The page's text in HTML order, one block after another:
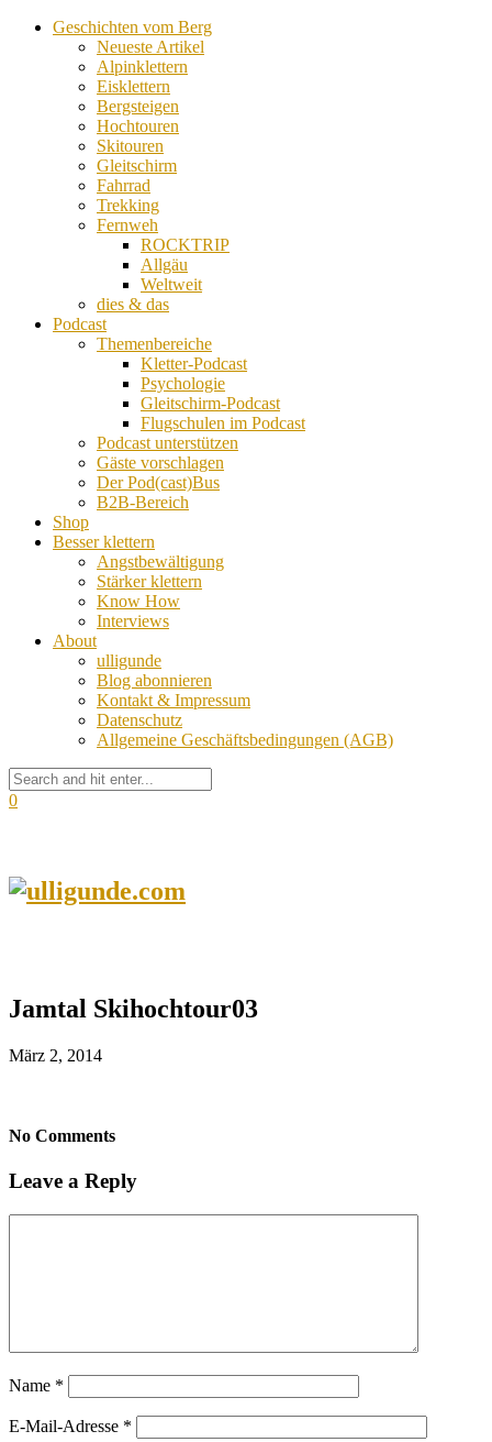
Geschichten vom Berg
Neueste Artikel
Alpinklettern
Eisklettern
Bergsteigen
Hochtouren
Skitouren
Gleitschirm
Fahrrad
Trekking
Fernweh
ROCKTRIP
Allgäu
Weltweit
dies & das
Podcast
Themenbereiche
Kletter-Podcast
Psychologie
Gleitschirm-Podcast
Flugschulen im Podcast
Podcast unterstützen
Gäste vorschlagen
Der Pod(cast)Bus
B2B-Bereich
Shop
Besser klettern
Angstbewältigung
Stärker klettern
Know How
Interviews
About
ulligunde
Blog abonnieren
Kontakt & Impressum
Datenschutz
Allgemeine Geschäftsbedingungen (AGB)
0
Jamtal Skihochtour03
März 2, 2014
No Comments
Leave a Reply
Name *
E-Mail-Adresse *